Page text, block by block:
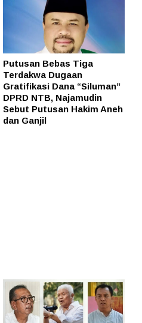
Putusan Bebas Tiga
Terdakwa Dugaan
Gratifikasi Dana “Siluman”
DPRD NTB, Najamudin
Sebut Putusan Hakim Aneh
dan Ganjil